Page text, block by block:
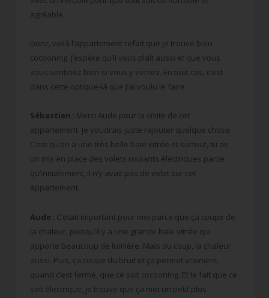
agréable.
Donc, voilà l’appartement refait que je trouve bien
cocooning. J’espère qu’il vous plaît aussi et que vous
vous sentiriez bien si vous y veniez. En tout cas, c’est
dans cette optique-là que j’ai voulu le faire.
Sébastien : Merci Aude pour la visite de cet
appartement. Je voudrais juste rajouter quelque chose.
C’est qu’on a une très belle baie vitrée et surtout, tu as
un mis en place des volets roulants électriques parce
qu’initialement, il n’y avait pas de volet sur cet
appartement.
Aude : C’était important pour moi parce que ça coupe de
la chaleur, puisqu’il y a une grande baie vitrée qui
apporte beaucoup de lumière. Mais du coup, la chaleur
aussi. Puis, ça coupe du bruit et ça permet vraiment,
quand c’est fermé, que ce soit cocooning. Et le fait que ce
soit électrique, je trouve que ça met un petit plus